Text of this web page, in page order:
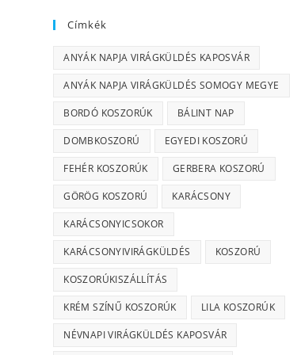
Címkék
ANYÁK NAPJA VIRÁGKÜLDÉS KAPOSVÁR
ANYÁK NAPJA VIRÁGKÜLDÉS SOMOGY MEGYE
BORDÓ KOSZORÚK BÁLINT NAP
DOMBKOSZORÚ EGYEDI KOSZORÚ
FEHÉR KOSZORÚK GERBERA KOSZORÚ
GÖRÖG KOSZORÚ KARÁCSONY
KARÁCSONYICSOKOR
KARÁCSONYIVIRÁGKÜLDÉS KOSZORÚ
KOSZORÚKISZÁLLÍTÁS
KRÉM SZÍNŰ KOSZORÚK LILA KOSZORÚK
NÉVNAPI VIRÁGKÜLDÉS KAPOSVÁR